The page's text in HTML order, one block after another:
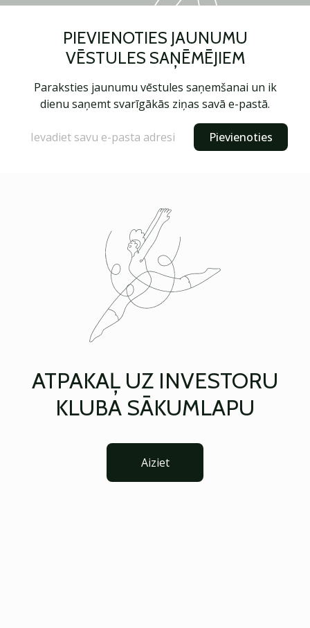
PIEVIENOTIES JAUNUMU
VĒSTULES SAŅĒMĒJIEM
Paraksties jaunumu vēstules saņemšanai un ik
dienu saņemt svarīgākās ziņas savā e-pastā.
Pievienoties
ATPAKAĻ UZ INVESTORU
KLUBA SĀKUMLAPU
Aiziet